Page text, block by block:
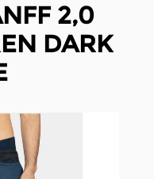
2,0
DARK